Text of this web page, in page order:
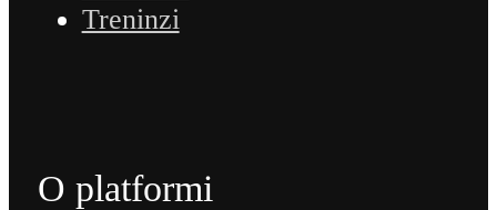
Treninzi
O platformi